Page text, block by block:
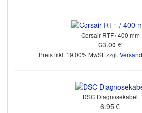
Corsair RTF / 400 mm
63.00 €
Preis inkl. 19.00% MwSt. zzgl.Versand
DSC Diagnosekabel
6.95 €